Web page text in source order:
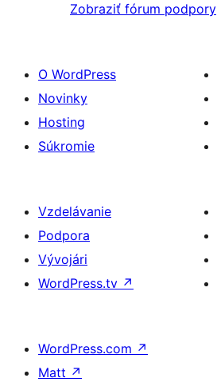
Zobraziť fórum podpory
O WordPress
Novinky
Hosting
Súkromie
Vzdelávanie
Podpora
Vývojári
WordPress.tv ↗
WordPress.com ↗
Matt ↗